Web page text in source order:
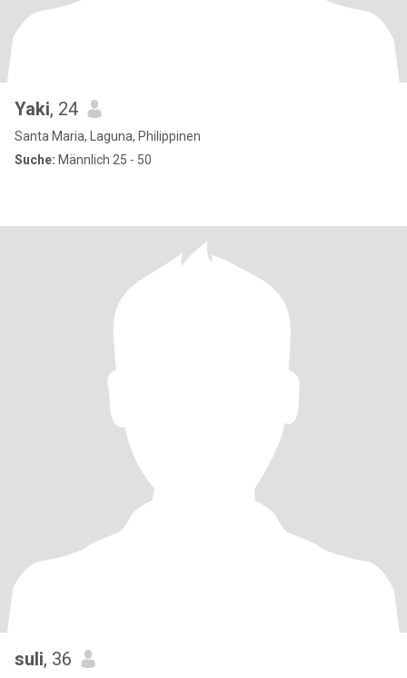
Yaki, 24
Santa Maria, Laguna, Philippinen
Suche: Männlich 25 - 50
suli, 36